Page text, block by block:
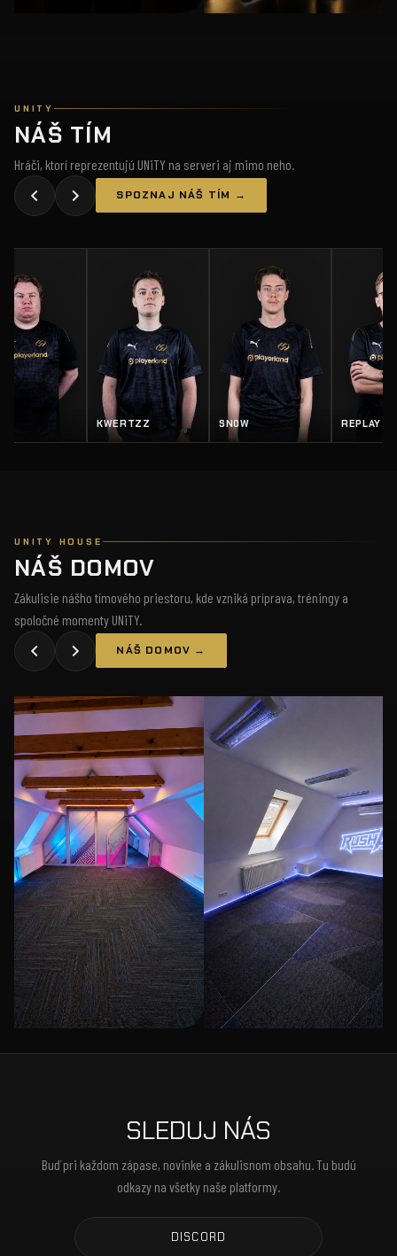
UNITY
NÁŠ TÍM
Hráči, ktorí reprezentujú UNiTY na serveri aj mimo neho.
SPOZNAJ NÁŠ TÍM →
KWERTZZ SN0W REPLAY
UNITY HOUSE
NÁŠ DOMOV
Zákulisie nášho tímového priestoru, kde vzniká príprava, tréningy a
spoločné momenty UNiTY.
NÁŠ DOMOV →
SLEDUJ NÁS
Buď pri každom zápase, novinke a zákulisnom obsahu. Tu budú
odkazy na všetky naše platformy.
DISCORD